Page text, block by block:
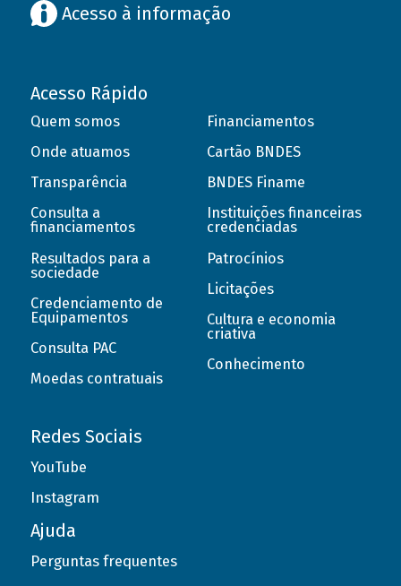
Acesso à informação
Acesso Rápido
Quem somos
Onde atuamos
Transparência
Consulta a
financiamentos
Resultados para a
sociedade
Credenciamento de
Equipamentos
Consulta PAC
Moedas contratuais
Financiamentos
Cartão BNDES
BNDES Finame
Instituições financeiras
credenciadas
Patrocínios
Licitações
Cultura e economia
criativa
Conhecimento
Redes Sociais
YouTube
Instagram
Ajuda
Perguntas frequentes